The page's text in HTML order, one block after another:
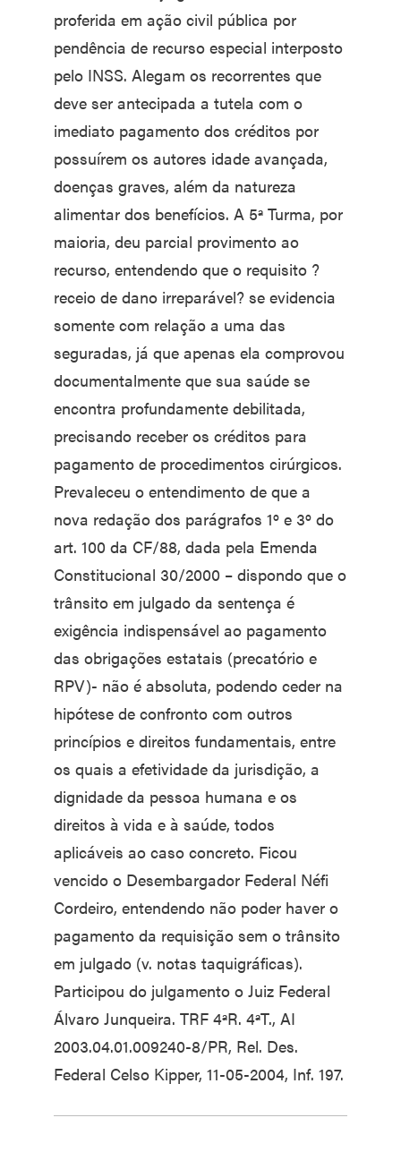
proferida em ação civil pública por
pendência de recurso especial interposto
pelo INSS. Alegam os recorrentes que
deve ser antecipada a tutela com o
imediato pagamento dos créditos por
possuírem os autores idade avançada,
doenças graves, além da natureza
alimentar dos benefícios. A 5ª Turma, por
maioria, deu parcial provimento ao
recurso, entendendo que o requisito ?
receio de dano irreparável? se evidencia
somente com relação a uma das
seguradas, já que apenas ela comprovou
documentalmente que sua saúde se
encontra profundamente debilitada,
precisando receber os créditos para
pagamento de procedimentos cirúrgicos.
Prevaleceu o entendimento de que a
nova redação dos parágrafos 1º e 3º do
art. 100 da CF/88, dada pela Emenda
Constitucional 30/2000 – dispondo que o
trânsito em julgado da sentença é
exigência indispensável ao pagamento
das obrigações estatais (precatório e
RPV)- não é absoluta, podendo ceder na
hipótese de confronto com outros
princípios e direitos fundamentais, entre
os quais a efetividade da jurisdição, a
dignidade da pessoa humana e os
direitos à vida e à saúde, todos
aplicáveis ao caso concreto. Ficou
vencido o Desembargador Federal Néfi
Cordeiro, entendendo não poder haver o
pagamento da requisição sem o trânsito
em julgado (v. notas taquigráficas).
Participou do julgamento o Juiz Federal
Álvaro Junqueira. TRF 4ªR. 4ªT., AI
2003.04.01.009240-8/PR, Rel. Des.
Federal Celso Kipper, 11-05-2004, Inf. 197.